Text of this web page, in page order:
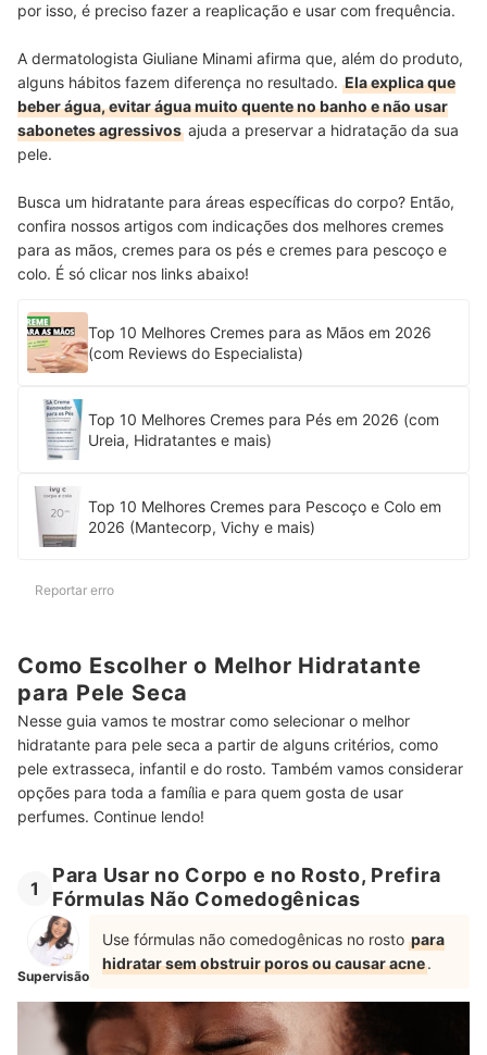
por isso, é preciso fazer a reaplicação e usar com frequência.
A dermatologista Giuliane Minami afirma que, além do produto,
alguns hábitos fazem diferença no resultado. Ela explica que
beber água, evitar água muito quente no banho e não usar
sabonetes agressivos ajuda a preservar a hidratação da sua
pele.
Busca um hidratante para áreas específicas do corpo? Então,
confira nossos artigos com indicações dos melhores cremes
para as mãos, cremes para os pés e cremes para pescoço e
colo. É só clicar nos links abaixo!
Top 10 Melhores Cremes para as Mãos em 2026
(com Reviews do Especialista)
Top 10 Melhores Cremes para Pés em 2026 (com
Ureia, Hidratantes e mais)
Top 10 Melhores Cremes para Pescoço e Colo em
2026 (Mantecorp, Vichy e mais)
Reportar erro
Como Escolher o Melhor Hidratante
para Pele Seca
Nesse guia vamos te mostrar como selecionar o melhor
hidratante para pele seca a partir de alguns critérios, como
pele extrasseca, infantil e do rosto. Também vamos considerar
opções para toda a família e para quem gosta de usar
perfumes. Continue lendo!
1
Para Usar no Corpo e no Rosto, Prefira
Fórmulas Não Comedogênicas
Supervisão
Use fórmulas não comedogênicas no rosto para
hidratar sem obstruir poros ou causar acne.